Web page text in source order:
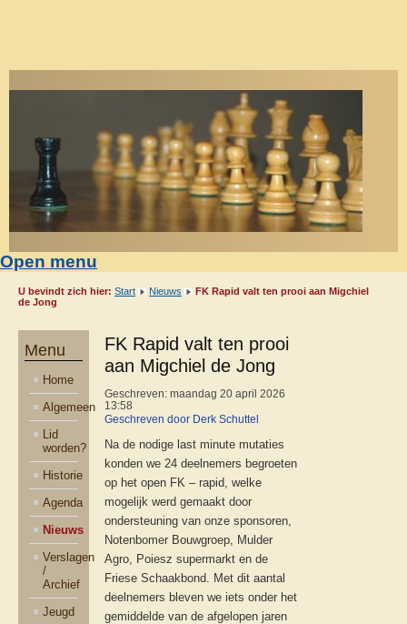
Open menu
U bevindt zich hier: Start Nieuws
FK Rapid valt ten prooi aan Migchiel
de Jong
Menu
Home
Algemeen
Lid
worden?
Historie
Agenda
Nieuws
Verslagen
/
Archief
Jeugd
FK Rapid valt ten prooi
aan Migchiel de Jong
Geschreven: maandag 20 april 2026
13:58
Geschreven door Derk Schuttel
Na de nodige last minute mutaties
konden we 24 deelnemers begroeten
op het open FK – rapid, welke
mogelijk werd gemaakt door
ondersteuning van onze sponsoren,
Notenbomer Bouwgroep, Mulder
Agro, Poiesz supermarkt en de
Friese Schaakbond. Met dit aantal
deelnemers bleven we iets onder het
gemiddelde van de afgelopen jaren